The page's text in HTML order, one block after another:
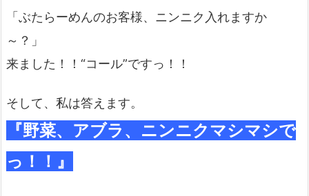
「ぶたらーめんのお客様、ニンニク入れますか
～？」
来ました！！“コール”ですっ！！
そして、私は答えます。
『野菜、アブラ、ニンニクマシマシで
っ！！』